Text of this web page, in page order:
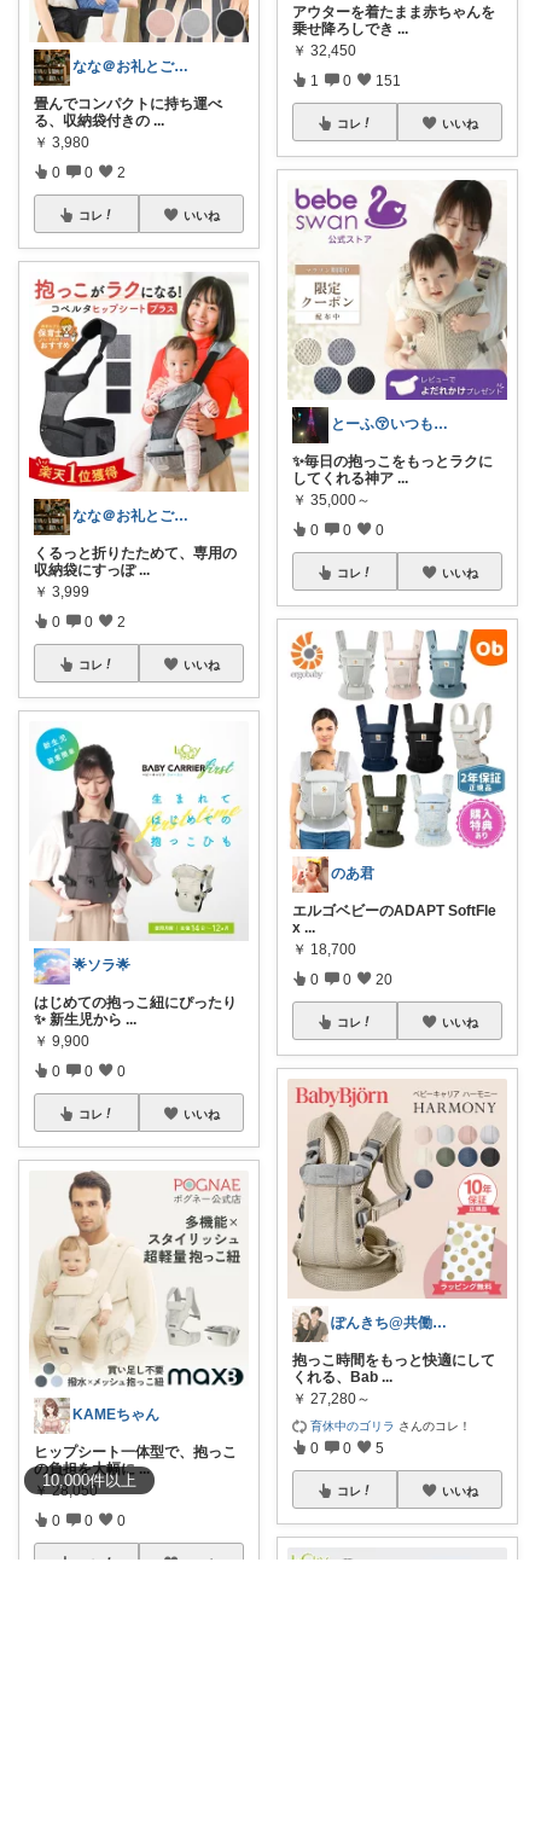
10,000件以上
なな＠お礼とご縁に感謝✨
畳んでコンパクトに持ち運べ
る、収納袋付きの ...
￥ 3,980
0 0 2
コレ いいね
なな＠お礼とご縁に感謝✨
くるっと折りたためて、専用の
収納袋にすっぽ ...
￥ 3,999
0 0 2
コレ いいね
🌟ソラ🌟
はじめての抱っこ紐にぴったり
✨ 新生児から ...
￥ 9,900
0 0 0
コレ いいね
KAMEちゃん
ヒップシート一体型で、抱っこ
の負担を大幅に ...
￥ 28,050
0 0 0
コレ いいね
アウターを着たまま赤ちゃんを
乗せ降ろしでき ...
￥ 32,450
1 0 151
コレ いいね
とーふ😚いつもご購入感謝です🙇
✨毎日の抱っこをもっとラクに
してくれる神ア ...
￥ 35,000～
0 0 0
コレ いいね
のあ君
エルゴベビーのADAPT SoftFle
x ...
￥ 18,700
0 0 20
コレ いいね
ぽんきち@共働き20代夫婦
抱っこ時間をもっと快適にして
くれる、Bab ...
￥ 27,280～
育休中のゴリラ さんのコレ！
0 0 5
コレ いいね